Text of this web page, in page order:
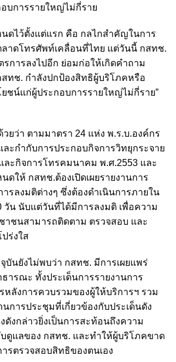
บการรายใหญ่ไม่กี่ราย
นดไว้ตั้งแต่แรก คือ กลไกสำคัญในการ
าดโทรศัพท์เคลื่อนที่ไทย แต่วันนี้ กสทช.
การลงไปอีก ย่อมก่อให้เกิดคำถาม
ทช. กำลังปกป้องสิทธิผู้บริโภคหรือ
ยชน์แก่ผู้ประกอบการรายใหญ่ไม่กี่ราย”
ยว่า ตามมาตรา 24 แห่ง พ.ร.บ.องค์กร
ะกำกับการประกอบกิจการวิทยุกระจาย
ละกิจการโทรคมนาคม พ.ศ.2553 และ
ดให้ กสทช.ต้องเปิดเผยรายงานการ
รลงมติต่างๆ ซึ่งต้องดำเนินการภายใน
วัน นับแต่วันที่ได้มีการลงมติ เพื่อความ
าชนสามารถติดตาม ตรวจสอบ และ
ร่งใส
บันยังไม่พบว่า กสทช. มีการเผยแพร่
ารณะ ทั้งประเด็นการรายงานการ
หลังการควบรวมของผู้ให้บริการฯ รวม
นการประชุมที่เกี่ยวข้องกับประเด็นดัง
ดังกล่าวยิ่งเป็นการสะท้อนถึงความ
ดูแลของ กสทช. และทำให้ผู้บริโภคขาด
รตรวจสอบสิทธิของตนเอง